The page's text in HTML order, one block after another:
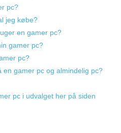
pc?
jeg købe?
en gamer pc?
gamer pc?
pc?
en gamer pc og almindelig pc?
pc i udvalget her på siden